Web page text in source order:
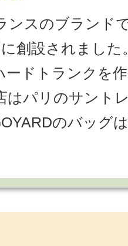
ンスのブランド
創設されまし
ードトランクを
はパリのサント
のバッグ